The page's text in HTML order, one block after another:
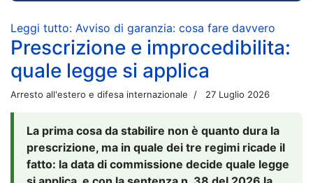
Leggi tutto: Avviso di garanzia: cosa fare davvero
Prescrizione e improcedibilita:
quale legge si applica
Arresto all'estero e difesa internazionale 27 Luglio 2026
La prima cosa da stabilire non è quanto dura la
prescrizione, ma in quale dei tre regimi ricade il
fatto: la data di commissione decide quale legge